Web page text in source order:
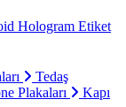
Hologram Etiket
Tedaş
Plakaları
Kapı